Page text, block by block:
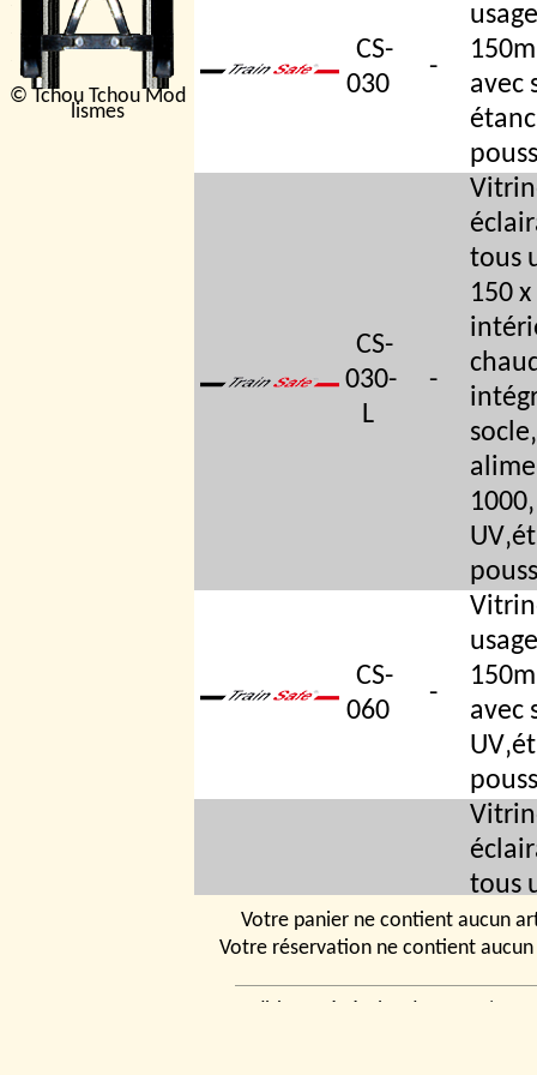
© Tchou Tchou Mod
lismes
CS-
030
-
avec
CS-
030-
L
-
tous
150
CS-
060
-
avec
CS-
060-
-
tous
x
leds
Votre panier ne contient aucun
Votre réservation ne contient